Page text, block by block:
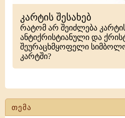
თემა
კარტის შესახებ
რატომ არ შეიძლება
ანტიქრისტიანული და
შეურაცხმყოფელი
კარტში?